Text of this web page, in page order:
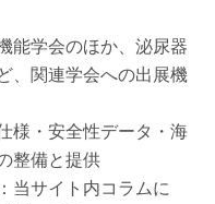
能学会のほか、泌尿器
、関連学会への出展機
様・安全性データ・海
整備と提供
：当サイト内コラムに